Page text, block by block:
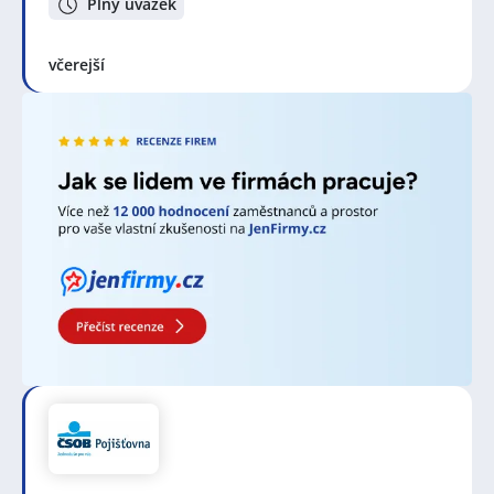
Specialista na bankovní produkty potřebuje vybavení,
klienty. Patří sem počítač s připojením k internetu,
telefon, tiskárna a další běžné kancelářské vybavení.
Důležité je také mít přístup k bankovním informačním
systémům a nástrojům pro správu finančních
transakcí a analýzu dat.
Profese baví lidi, kteří mají zájem o finanční oblast a
rádi pracují s lidmi. Baví je pomoc ostatním s jejich
finančními potřebami a cíli. Mají radost z toho, když
mohou klientům poskytnout kvalitní poradenství a
pomoci jim s jejich finančními rozhodnutími. Také si
bankovnictví a neustále se rozvíjejícím trhem
Bankovní specialisté pracují v různých institucích, jako
Plný úvazek
včerejší